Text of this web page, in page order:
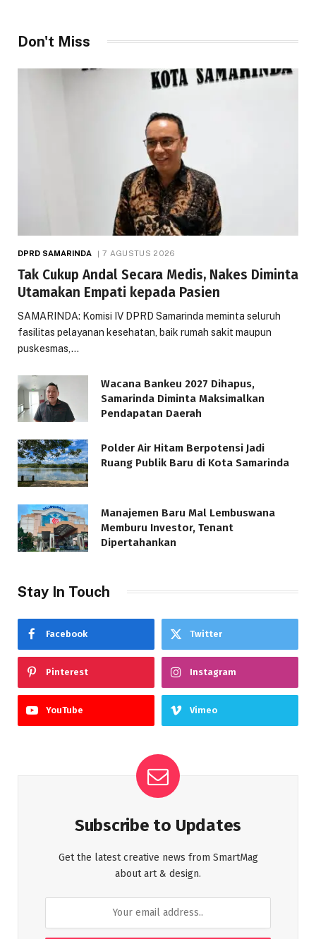
Don't Miss
DPRD SAMARINDA 7 AGUSTUS 2026
Tak Cukup Andal Secara Medis, Nakes Diminta
Utamakan Empati kepada Pasien
SAMARINDA: Komisi IV DPRD Samarinda meminta seluruh
fasilitas pelayanan kesehatan, baik rumah sakit maupun
puskesmas,…
Wacana Bankeu 2027 Dihapus,
Samarinda Diminta Maksimalkan
Pendapatan Daerah
Polder Air Hitam Berpotensi Jadi
Ruang Publik Baru di Kota Samarinda
Manajemen Baru Mal Lembuswana
Memburu Investor, Tenant
Dipertahankan
Stay In Touch
Facebook Twitter
Pinterest Instagram
YouTube Vimeo
Subscribe to Updates
Get the latest creative news from SmartMag
about art & design.